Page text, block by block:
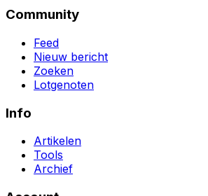
Community
Feed
Nieuw bericht
Zoeken
Lotgenoten
Info
Artikelen
Tools
Archief